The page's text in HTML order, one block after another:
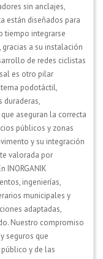
sin anclajes,
están diseñados para
tiempo integrarse
a su instalación
de redes ciclistas
es otro pilar
podotáctil,
duraderas,
aseguran la correcta
públicos y zonas
y su integración
valorada por
INORGANIK
ingenierías,
municipales y
adaptadas,
Nuestro compromiso
seguros que
y de las